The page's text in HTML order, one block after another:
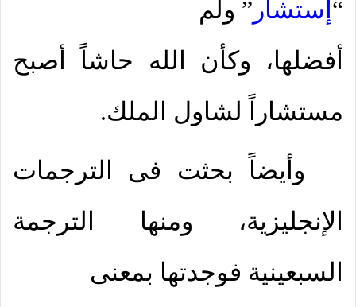
“ إستشار ” ولم
أفضلها، وكأن الله حاشاً أصبح
مستشاراً لشاول الملك.
وأيضاً بحثت فى الترجمات
الإنجليزية، ومنها الترجمة
السبعينية فوجدتها بمعنى